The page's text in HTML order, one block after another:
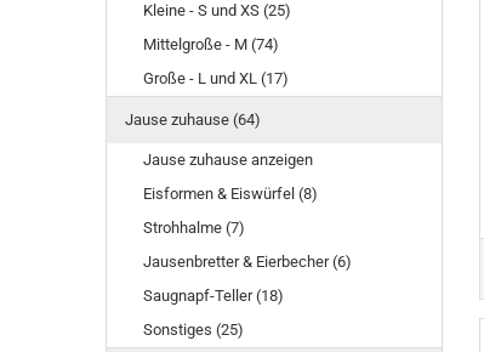
Kleine - S und XS (25)
Mittelgroße - M (74)
Große - L und XL (17)
Jause zuhause (64)
Jause zuhause anzeigen
Eisformen & Eiswürfel (8)
Strohhalme (7)
Jausenbretter & Eierbecher (6)
Saugnapf-Teller (18)
Sonstiges (25)